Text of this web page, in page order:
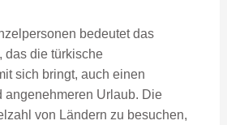
bedeutet das
das die türkische
sich bringt, auch einen
angenehmeren Urlaub. Die
von Ländern zu besuchen,